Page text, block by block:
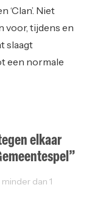
‘Clan’. Niet
voor, tijdens en
slaagt
een normale
elkaar
minder dan 1